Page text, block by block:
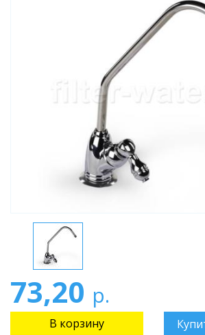
73,20 р.